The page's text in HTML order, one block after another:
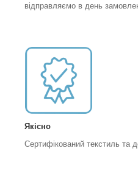
відправляємо в день
Якісно
Сертифікований текстиль та